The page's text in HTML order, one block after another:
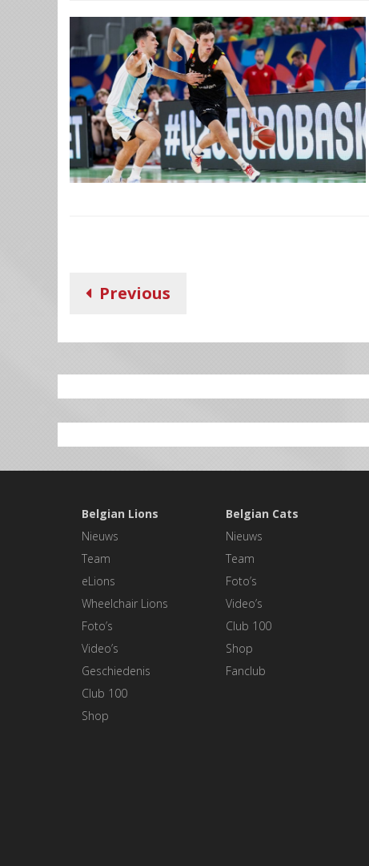
Previous
Belgian Lions
Nieuws
Team
eLions
Wheelchair Lions
Foto’s
Video’s
Geschiedenis
Club 100
Shop
Belgian Cats
Nieuws
Team
Foto’s
Video’s
Club 100
Shop
Fanclub